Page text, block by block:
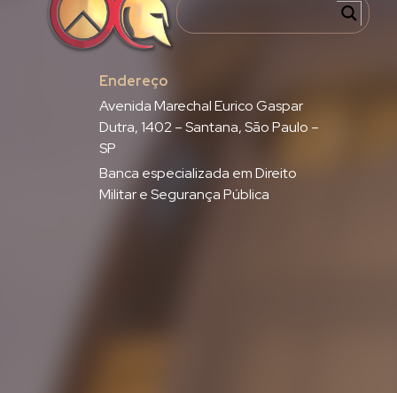
Endereço
Avenida Marechal Eurico Gaspar
Dutra, 1402 – Santana, São Paulo –
SP
Banca especializada em Direito
Militar e Segurança Pública